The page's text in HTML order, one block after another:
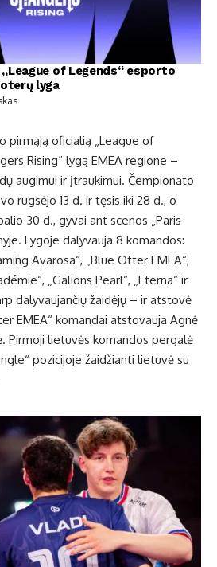
of Legends“ esporto
lyga
pirmąją oficialią „League of
Rising“ lygą EMEA regione –
augimui ir įtraukimui. Čempionato
rugsėjo 13 d. ir tęsis iki 28 d., o
30 d., gyvai ant scenos „Paris
Lygoje dalyvauja 8 komandos:
Avarosa“, „Blue Otter EMEA“,
„Galions Pearl“, „Eterna“ ir
dalyvaujančių žaidėjų – ir atstovė
EMEA“ komandai atstovauja Agnė
Pirmoji lietuvės komandos pergalė
pozicijoje žaidžianti lietuvė su